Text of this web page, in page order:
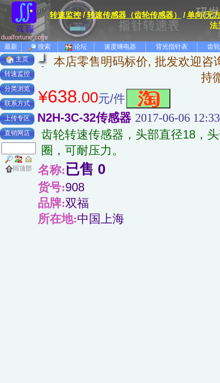
dualfortune.com
转速监控/转速传感器（齿轮传感器） /单向(无
法
最新 搜索 论坛 速度继电器 背光指针表
齿
主页
转速监控
分类浏览
联系方式
上传专区
直销网店
回顶部
本店零售明码标价, 批发欢迎
持
¥638.00元/件
N2H-3C-32传感器 2017-06-06 12:33
齿轮转速传感器，头部直径18，
圈，可耐压力。
名称:已售 0
货号:908
品牌:双福
所在地:中国上海